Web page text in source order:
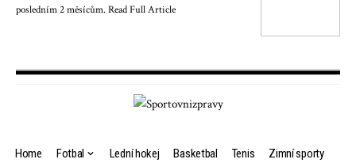
posledním 2 měsícům. Read Full Article
Home Fotbal Lední hokej Basketbal Tenis Zimní sporty